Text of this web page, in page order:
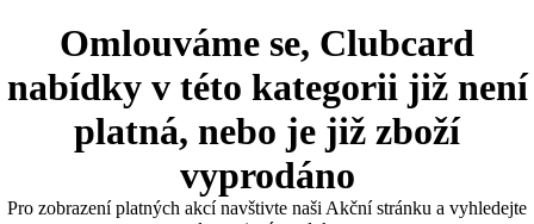
Omlouváme se, Clubcard
nabídky v této kategorii již není
platná, nebo je již zboží
vyprodáno
Pro zobrazení platných akcí navštivte naši Akční stránku a vyhledejte